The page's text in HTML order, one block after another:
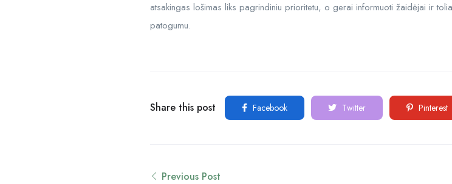
atsakingas lošimas liks pagrindiniu prioritetu, o gerai informuoti žaidėjai ir
patogumu.
Share this post Facebook Twitter Pinterest
Previous Post